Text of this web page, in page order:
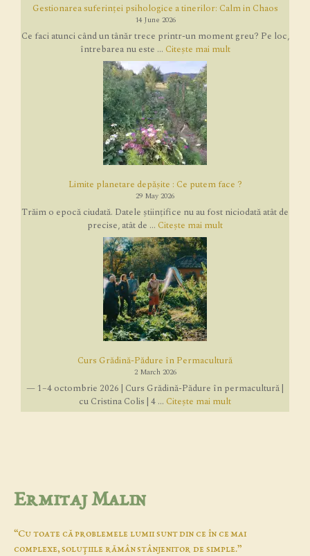
Gestionarea suferinței psihologice a tinerilor: Calm in Chaos
14 June 2026
Ce faci atunci când un tânăr trece printr-un moment greu? Pe loc,
întrebarea nu este ... Citește mai mult
Limite planetare depășite : Ce putem face ?
29 May 2026
Trăim o epocă ciudată. Datele științifice nu au fost niciodată atât de
precise, atât de ... Citește mai mult
Curs Grădină-Pădure în Permacultură
2 March 2026
— 1–4 octombrie 2026 | Curs Grădină-Pădure în permacultură |
cu Cristina Colis | 4 ... Citește mai mult
Ermitaj Malin
“Cu toate că problemele lumii sunt din ce în ce mai
complexe, soluţiile rămân stânjenitor de simple.”